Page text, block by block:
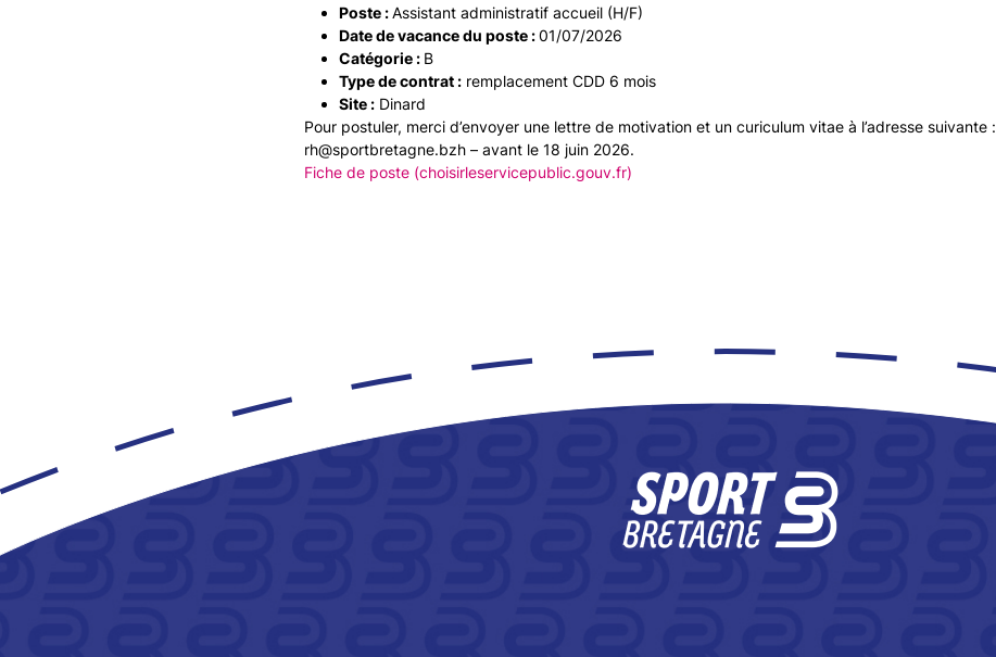
Poste :Assistant administratif accueil (H/F)
Date de vacance du poste :01/07/2026
Catégorie : B
Type de contrat : remplacement CDD 6 mois
Site : Dinard
Pour postuler, merci d’envoyer une lettre de motivation et un curiculum vitae à l’adresse suivante :
rh@sportbretagne.bzh – avant le 18 juin 2026.
Fiche de poste (choisirleservicepublic.gouv.fr)